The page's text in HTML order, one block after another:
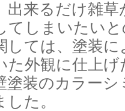
出来るだけ雑
てしまいたい
ては、塗装に
た外観に仕上
塗装のカラー
た。